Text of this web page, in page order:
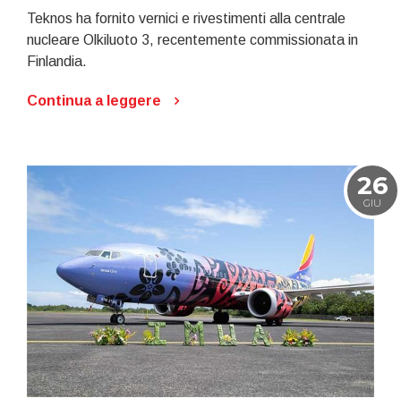
Teknos ha fornito vernici e rivestimenti alla centrale
nucleare Olkiluoto 3, recentemente commissionata in
Finlandia.
Continua a leggere
26
GIU